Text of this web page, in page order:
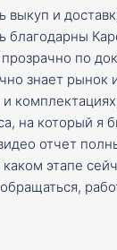
выкуп и
благодарны
по
знает рынок
на который я
отчет
каком этапе